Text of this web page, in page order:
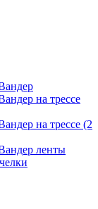
на трессе
на трессе (2
ленты